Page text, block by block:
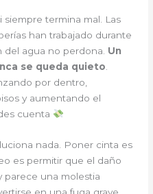
siempre termina mal. Las
han trabajado durante
del agua no perdona. Un
se queda quieto
por dentro,
y aumentando el
cuenta
nada. Poner cinta es
es permitir que el daño
parece una molestia